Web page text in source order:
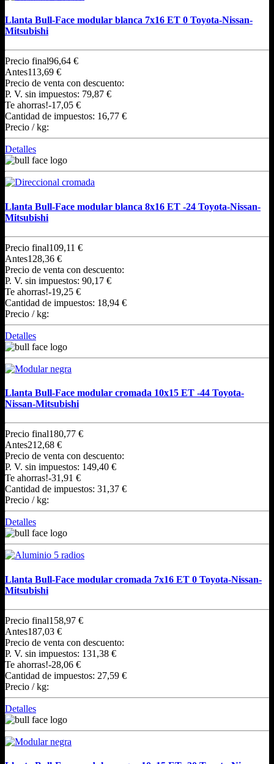
Llanta Bull-Face modular blanca 7x16 ET 0 Toyota-Nissan-
Mitsubishi
Precio final96,64 €
Antes113,69 €
Precio de venta con descuento:
P. V. sin impuestos: 79,87 €
Te ahorras!-17,05 €
Cantidad de impuestos: 16,77 €
Precio / kg:
Detalles
Llanta Bull-Face modular blanca 8x16 ET -24 Toyota-Nissan-
Mitsubishi
Precio final109,11 €
Antes128,36 €
Precio de venta con descuento:
P. V. sin impuestos: 90,17 €
Te ahorras!-19,25 €
Cantidad de impuestos: 18,94 €
Precio / kg:
Detalles
Llanta Bull-Face modular cromada 10x15 ET -44 Toyota-
Nissan-Mitsubishi
Precio final180,77 €
Antes212,68 €
Precio de venta con descuento:
P. V. sin impuestos: 149,40 €
Te ahorras!-31,91 €
Cantidad de impuestos: 31,37 €
Precio / kg:
Detalles
Llanta Bull-Face modular cromada 7x16 ET 0 Toyota-Nissan-
Mitsubishi
Precio final158,97 €
Antes187,03 €
Precio de venta con descuento:
P. V. sin impuestos: 131,38 €
Te ahorras!-28,06 €
Cantidad de impuestos: 27,59 €
Precio / kg:
Detalles